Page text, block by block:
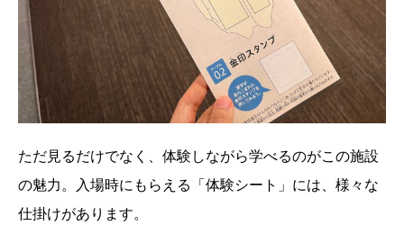
ただ見るだけでなく、体験しながら学べるのがこの施設
の魅力。入場時にもらえる「体験シート」には、様々な
仕掛けがあります。